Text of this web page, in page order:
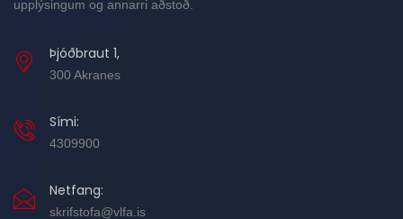
upplýsingum og annarri aðstoð.
Þjóðbraut 1,
300 Akranes
Sími:
4309900
Netfang:
skrifstofa@vlfa.is